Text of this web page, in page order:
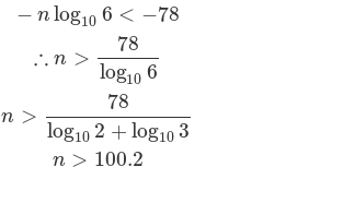
− nlog10 6 < −78
∴ n >
78
log10 6
n >
78
log10 2 + log10 3
n > 100.2